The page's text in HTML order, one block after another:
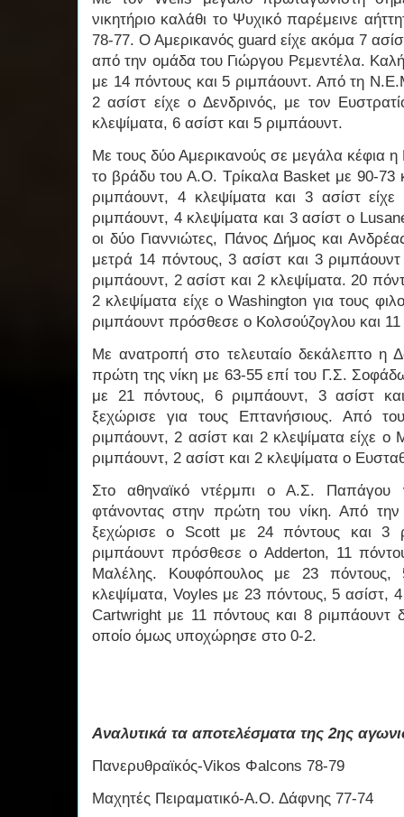
νικητήριο καλάθι το Ψυχικό παρέμεινε
78-77. Ο Αμερικανός guard είχε ακόμα 7
από την ομάδα του Γιώργου Ρεμεντέλα.
με 14 πόντους και 5 ριμπάουντ. Από τη
2 ασίστ είχε ο Δενδρινός, με τον
κλεψίματα, 6 ασίστ και 5 ριμπάουντ.
Με τους δύο Αμερικανούς σε μεγάλα κέφια
το βράδυ του Α.Ο. Τρίκαλα Basket με 90-73
ριμπάουντ, 4 κλεψίματα και 3 ασίστ
ριμπάουντ, 4 κλεψίματα και 3 ασίστ ο
οι δύο Γιαννιώτες, Πάνος Δήμος και
μετρά 14 πόντους, 3 ασίστ και 3
ριμπάουντ, 2 ασίστ και 2 κλεψίματα. 20
2 κλεψίματα είχε ο Washington για τους
ριμπάουντ πρόσθεσε ο Κολσούζογλου και
Με ανατροπή στο τελευταίο δεκάλεπτο η
πρώτη της νίκη με 63-55 επί του Γ.Σ.
με 21 πόντους, 6 ριμπάουντ, 3 ασίστ
ξεχώρισε για τους Επτανήσιους. Από
ριμπάουντ, 2 ασίστ και 2 κλεψίματα είχε
ριμπάουντ, 2 ασίστ και 2 κλεψίματα ο
Στο αθηναϊκό ντέρμπι ο Α.Σ. Παπάγου
φτάνοντας στην πρώτη του νίκη. Από
ξεχώρισε ο Scott με 24 πόντους και 3
ριμπάουντ πρόσθεσε ο Adderton, 11
Μαλέλης. Κουφόπουλος με 23
κλεψίματα, Voyles με 23 πόντους, 5 ασίστ,
Cartwright με 11 πόντους και 8 ριμπάουντ
οποίο όμως υποχώρησε στο 0-2.
Αναλυτικά τα αποτελέσματα της 2ης
Πανερυθραϊκός-Vikos Φalcons 78-79
Μαχητές Πειραματικό-Α.Ο. Δάφνης 77-74